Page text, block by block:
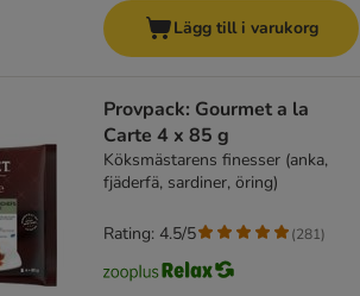
Lägg till i varukorg
Provpack: Gourmet a la
Carte 4 x 85 g
Köksmästarens finesser (anka,
fjäderfä, sardiner, öring)
Rating: 4.5/5 (281)